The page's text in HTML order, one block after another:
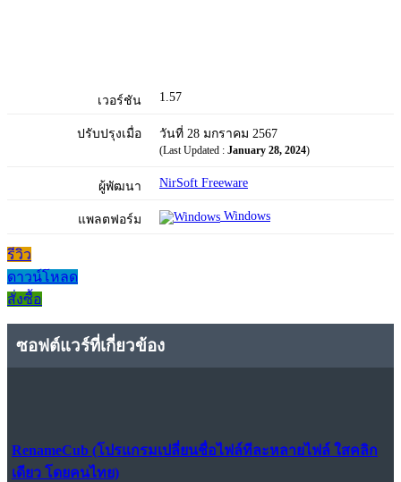
เวอร์ชัน 1.57
ปรับปรุงเมื่อ วันที่ 28 มกราคม 2567
(Last Updated : January 28, 2024)
ผู้พัฒนา NirSoft Freeware
แพลตฟอร์ม Windows
รีวิว
ดาวน์โหลด
สั่งซื้อ
ซอฟต์แวร์ที่เกี่ยวข้อง
RenameCub (โปรแกรมเปลี่ยนชื่อไฟล์ทีละหลายไฟล์ ใสคลิก
เดียว โดยคนไทย)